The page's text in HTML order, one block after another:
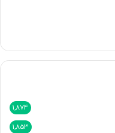
1,874
1,853